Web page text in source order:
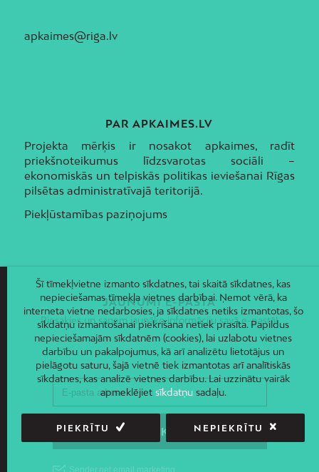
apkaimes@riga.lv
PAR APKAIMES.LV
Projekta mērķis ir nosakot apkaimes, radīt
priekšnoteikumus līdzsvarotas sociāli –
ekonomiskās un telpiskās politikas ieviešanai Rīgas
pilsētas administratīvajā teritorijā.
Piekļūstamības paziņojums
JAUNUMI E-PASTĀ
Piesakies un saņem jaunāko informāciju savā e-pastā!
Šī tīmekļvietne izmanto sīkdatnes, tai skaitā sīkdatnes, kas
nepieciešamas tīmekļa vietnes darbībai. Ņemot vērā, ka
interneta vietne nedarbosies, ja sīkdatnes netiks izmantotas, šo
sīkdatņu izmantošanai piekrišana netiek prasīta. Papildus
nepieciešamajām sīkdatnēm (cookies), lai uzlabotu vietnes
darbību un pakalpojumus, kā arī analizētu lietotājus un
pielāgotu saturu, šajā vietnē tiek izmantotas arī analītiskās
sīkdatnes, kas analizē vietnes darbību. Lai uzzinātu vairāk
apmeklējiet sīkdatņusadaļu.
PIEKRĪTU NEPIEKRĪTU